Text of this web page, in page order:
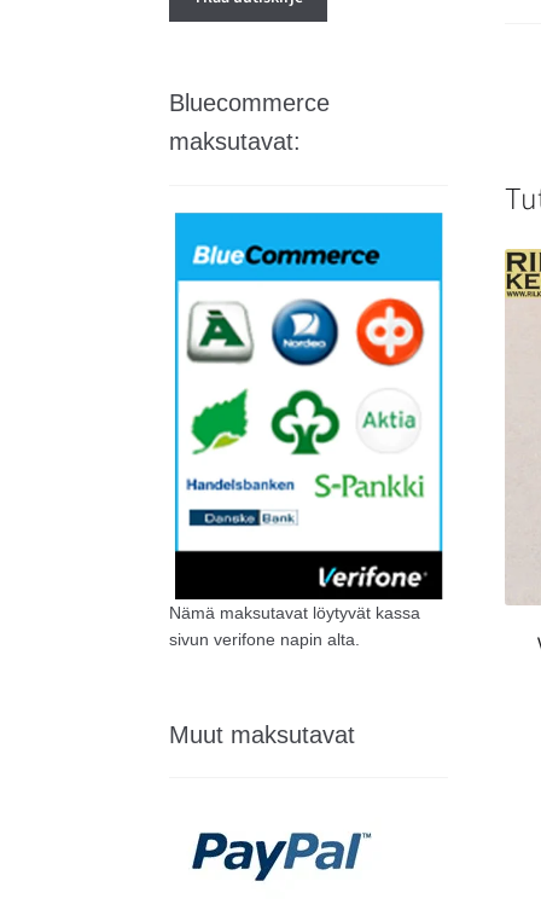
Bluecommerce
maksutavat:
Nämä maksutavat löytyvät kassa
sivun verifone napin alta.
Muut maksutavat